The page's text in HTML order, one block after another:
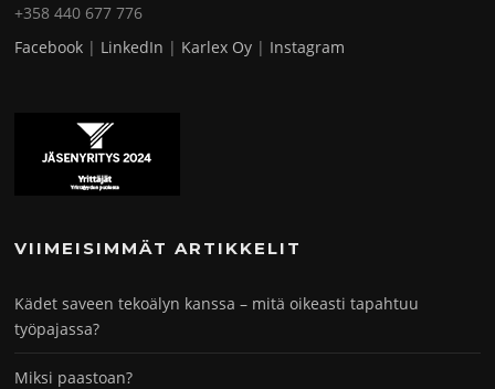
+358 440 677 776
Facebook | LinkedIn | Karlex Oy | Instagram
VIIMEISIMMÄT ARTIKKELIT
Kädet saveen tekoälyn kanssa – mitä oikeasti tapahtuu
työpajassa?
Miksi paastoan?